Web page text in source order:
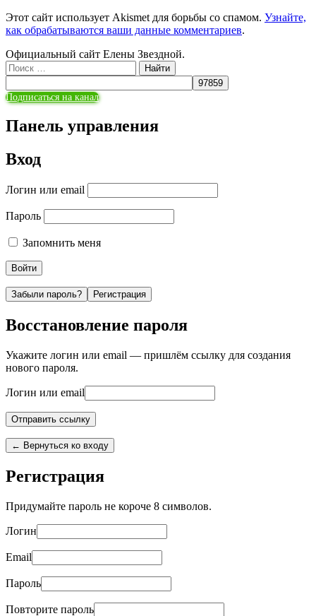
Этот сайт использует Akismet для борьбы со спамом. Узнайте,
как обрабатываются ваши данные комментариев.
Официальный сайт Елены Звездной.
Поиск:
Подписаться на канал
Панель управления
Вход
Логин или email
Пароль
Запомнить меня
Забыли пароль? Регистрация
Восстановление пароля
Укажите логин или email — пришлём ссылку для создания
нового пароля.
Логин или email
← Вернуться ко входу
Регистрация
Придумайте пароль не короче 8 символов.
Логин
Email
Пароль
Повторите пароль